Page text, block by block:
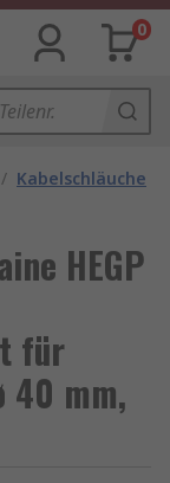
0
/ Kabelschläuche
HEGP
für
40 mm,